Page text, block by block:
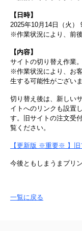
【日時】
2025年10月14日（火）
※作業状況により、前
【内容】
サイトの切り替え作業。
※作業状況により、お
生する可能性がございま
切り替え後は、新しい
イトへのリンクも設置
す。旧サイトの注文受
覧ください。
【更新版 ※重要※ 】旧
今後ともしまうまプリ
一覧に戻る